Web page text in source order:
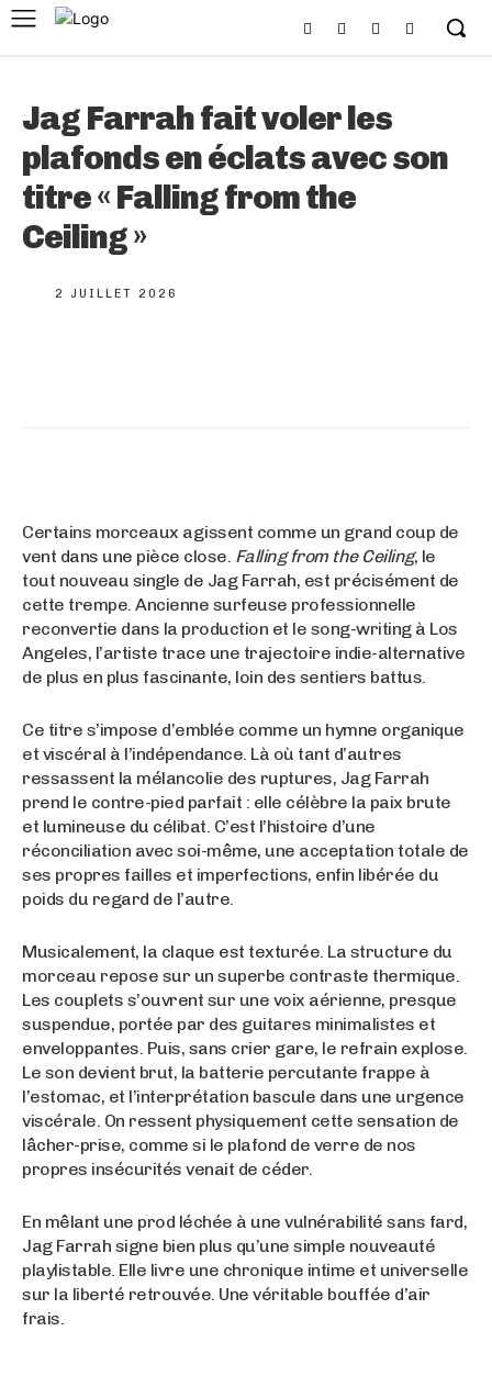
Jag Farrah fait voler les
plafonds en éclats avec son
titre « Falling from the
Ceiling »
2 JUILLET 2026
Certains morceaux agissent comme un grand coup de
vent dans une pièce close. Falling from the Ceiling, le
tout nouveau single de Jag Farrah, est précisément de
cette trempe. Ancienne surfeuse professionnelle
reconvertie dans la production et le song-writing à Los
Angeles, l’artiste trace une trajectoire indie-alternative
de plus en plus fascinante, loin des sentiers battus.
Ce titre s’impose d’emblée comme un hymne organique
et viscéral à l’indépendance. Là où tant d’autres
ressassent la mélancolie des ruptures, Jag Farrah
prend le contre-pied parfait : elle célèbre la paix brute
et lumineuse du célibat. C’est l’histoire d’une
réconciliation avec soi-même, une acceptation totale de
ses propres failles et imperfections, enfin libérée du
poids du regard de l’autre.
Musicalement, la claque est texturée. La structure du
morceau repose sur un superbe contraste thermique.
Les couplets s’ouvrent sur une voix aérienne, presque
suspendue, portée par des guitares minimalistes et
enveloppantes. Puis, sans crier gare, le refrain explose.
Le son devient brut, la batterie percutante frappe à
l’estomac, et l’interprétation bascule dans une urgence
viscérale. On ressent physiquement cette sensation de
lâcher-prise, comme si le plafond de verre de nos
propres insécurités venait de céder.
En mêlant une prod léchée à une vulnérabilité sans fard,
Jag Farrah signe bien plus qu’une simple nouveauté
playlistable. Elle livre une chronique intime et universelle
sur la liberté retrouvée. Une véritable bouffée d’air
frais.